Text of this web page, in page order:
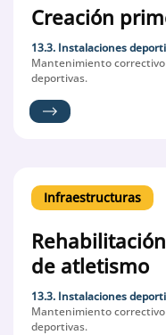
Creación
13.3. Instalaciones
Mantenimiento
deportivas.
Infraestructuras
de atletismo
13.3. Instalaciones
Mantenimiento
deportivas.